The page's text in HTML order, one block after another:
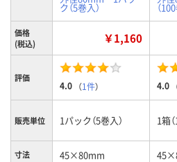
ク（5巻入） （
価格
(税込)
￥1,160
評価
4.0 （1件） 4.0
販売単位 1パック（5巻入） 1箱
寸法 45×80mm